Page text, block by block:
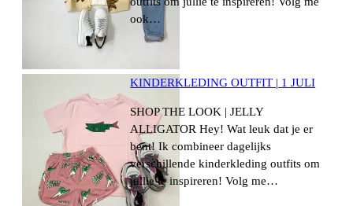
ook…
KINDERKLEDING OUTFIT | 1 JULI
SHOP THE LOOK | JELLY
ALLIGATOR Hey! Wat leuk dat je er
bent! Ik combineer dagelijks
verschillende kinderkleding outfits om
jullie te inspireren! Volg me…